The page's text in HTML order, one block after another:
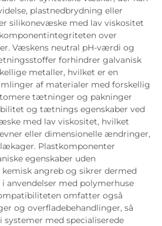
plastnedbrydning eller
silikonevæske med lav viskositet
over
Væskens neutral pH-værdi og
forhindrer galvanisk
metaller, hvilket er en
af materialer med forskellig
tætninger og pakninger
og tætnings egenskaber ved
med lav viskositet, hvilket
eller dimensionelle ændringer,
Plastkomponenter
egenskaber uden
angreb og sikrer dermed
anvendelser med polymerhuse
omfatter også
og overfladebehandlinger, så
systemer med specialiserede